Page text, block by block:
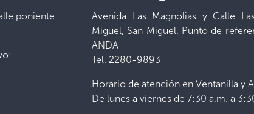
poniente
Avenida Las Magnolias y Calle
Miguel, San Miguel. Punto de
ANDA
Tel. 2280-9893
Horario de atención en Ventanilla y
De lunes a viernes de 7:30 a.m. a